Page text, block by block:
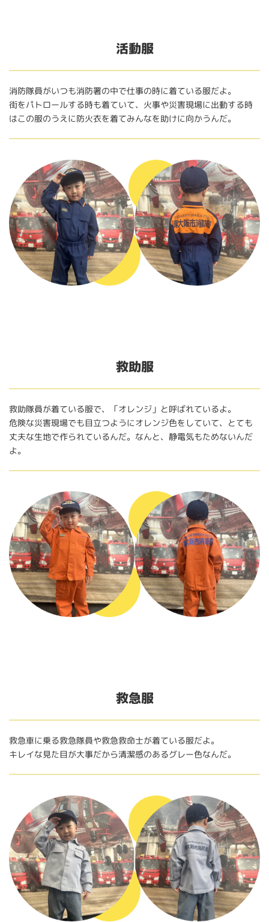
活動服
消防隊員がいつも消防署の中で仕事の時に着ている服だよ。
街をパトロールする時も着ていて、火事や災害現場に出動する時
はこの服のうえに防火衣を着てみんなを助けに向かうんだ。
救助服
救助隊員が着ている服で、「オレンジ」と呼ばれているよ。
危険な災害現場でも目立つようにオレンジ色をしていて、とても
丈夫な生地で作られているんだ。なんと、静電気もためないんだ
よ。
救急服
救急車に乗る救急隊員や救急救命士が着ている服だよ。
キレイな見た目が大事だから清潔感のあるグレー色なんだ。